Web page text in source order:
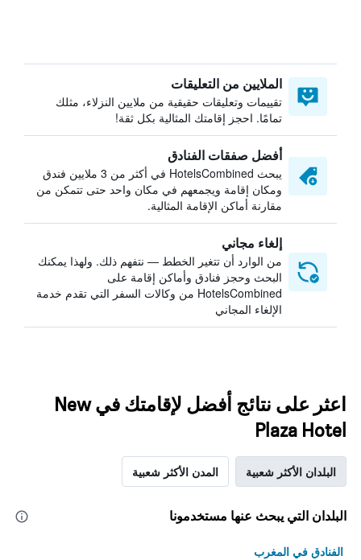
الملايين من التعليقات
تقييمات وتعليقات حقيقية من ملايين النزلاء، مثلك
تمامًا. احجز إقامتك المثالية بكل ثقة!
أفضل صفقات الفنادق
يبحث HotelsCombined في أكثر من 3 ملايين فندق
ومكان إقامة ويجمعهم في مكان واحد حتى تتمكن من
مقارنة أماكن الإقامة المثالية.
إلغاء مجاني
من الوارد أن تتغير الخطط — نتفهم ذلك. ولهذا يمكنك
البحث وحجز فنادق وأماكن إقامة على
HotelsCombined من وكالات السفر التي تقدم خدمة
الإلغاء المجاني
اعثر على نتائج أفضل لإقامتك في New
Plaza Hotel
البلدان الأكثر شعبية المدن الأكثر شعبية
البلدان التي يبحث عنها مستخدمونا
الفنادق في المغرب